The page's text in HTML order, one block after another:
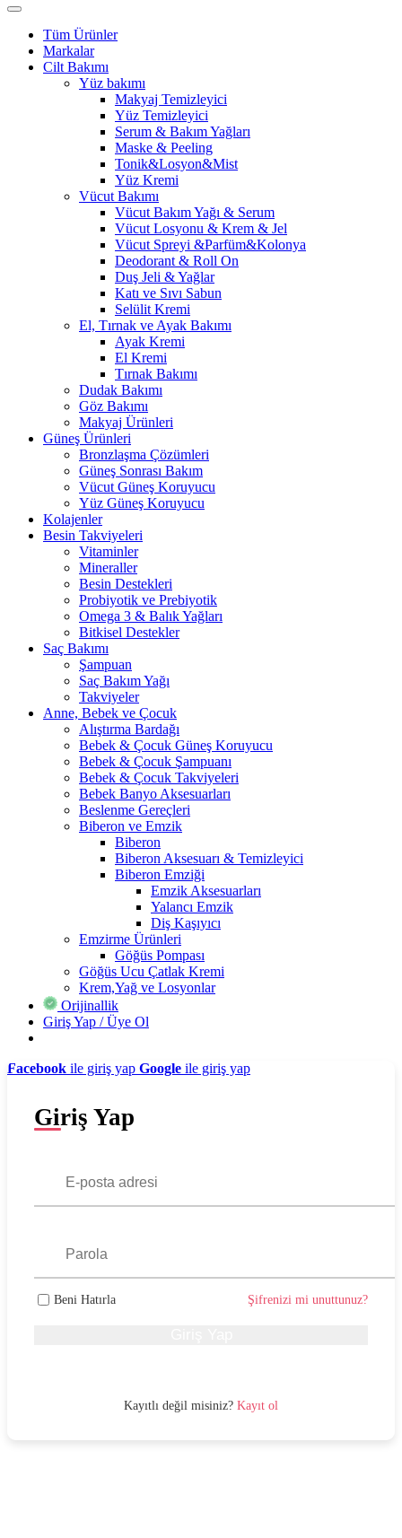
Tüm Ürünler
Markalar
Cilt Bakımı
Yüz bakımı
Makyaj Temizleyici
Yüz Temizleyici
Serum & Bakım Yağları
Maske & Peeling
Tonik&Losyon&Mist
Yüz Kremi
Vücut Bakımı
Vücut Bakım Yağı & Serum
Vücut Losyonu & Krem & Jel
Vücut Spreyi &Parfüm&Kolonya
Deodorant & Roll On
Duş Jeli & Yağlar
Katı ve Sıvı Sabun
Selülit Kremi
El, Tırnak ve Ayak Bakımı
Ayak Kremi
El Kremi
Tırnak Bakımı
Dudak Bakımı
Göz Bakımı
Makyaj Ürünleri
Güneş Ürünleri
Bronzlaşma Çözümleri
Güneş Sonrası Bakım
Vücut Güneş Koruyucu
Yüz Güneş Koruyucu
Kolajenler
Besin Takviyeleri
Vitaminler
Mineraller
Besin Destekleri
Probiyotik ve Prebiyotik
Omega 3 & Balık Yağları
Bitkisel Destekler
Saç Bakımı
Şampuan
Saç Bakım Yağı
Takviyeler
Anne, Bebek ve Çocuk
Alıştırma Bardağı
Bebek & Çocuk Güneş Koruyucu
Bebek & Çocuk Şampuanı
Bebek & Çocuk Takviyeleri
Bebek Banyo Aksesuarları
Beslenme Gereçleri
Biberon ve Emzik
Biberon
Biberon Aksesuarı & Temizleyici
Biberon Emziği
Emzik Aksesuarları
Yalancı Emzik
Diş Kaşıyıcı
Emzirme Ürünleri
Göğüs Pompası
Göğüs Ucu Çatlak Kremi
Krem,Yağ ve Losyonlar
Orijinallik
Giriş Yap / Üye Ol
Facebook ile giriş yap Google ile giriş yap
Giriş Yap
Beni Hatırla Şifrenizi mi unuttunuz?
Kayıtlı değil misiniz? Kayıt ol